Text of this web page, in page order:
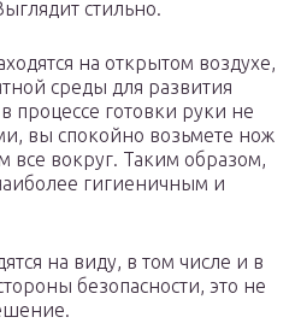
стильно.
на открытом воздухе,
среды для развития
процессе готовки руки не
вы спокойно возьмете нож
все вокруг. Таким образом,
гигиеничным и
на виду, в том числе и в
безопасности, это не